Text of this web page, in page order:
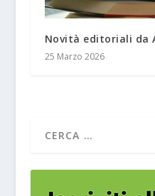
Novità editoriali da
25 Marzo 2026